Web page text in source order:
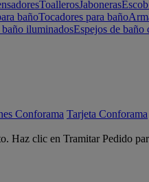
ToallerosJaboneras
bañoTocadores para baño
baño iluminadosEspejos de baño
Conforama Tarjeta Conforama
Haz clic en Tramitar Pedido